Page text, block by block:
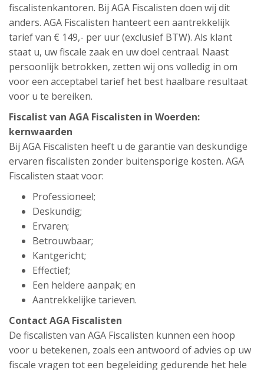
fiscalistenkantoren. Bij AGA Fiscalisten doen wij dit
anders. AGA Fiscalisten hanteert een aantrekkelijk
tarief van € 149,- per uur (exclusief BTW). Als klant
staat u, uw fiscale zaak en uw doel centraal. Naast
persoonlijk betrokken, zetten wij ons volledig in om
voor een acceptabel tarief het best haalbare resultaat
voor u te bereiken.
Fiscalist van AGA Fiscalisten in Woerden:
kernwaarden
Bij AGA Fiscalisten heeft u de garantie van deskundige
ervaren fiscalisten zonder buitensporige kosten. AGA
Fiscalisten staat voor:
Professioneel;
Deskundig;
Ervaren;
Betrouwbaar;
Kantgericht;
Effectief;
Een heldere aanpak; en
Aantrekkelijke tarieven.
Contact AGA Fiscalisten
De fiscalisten van AGA Fiscalisten kunnen een hoop
voor u betekenen, zoals een antwoord of advies op uw
fiscale vragen tot een begeleiding gedurende het hele